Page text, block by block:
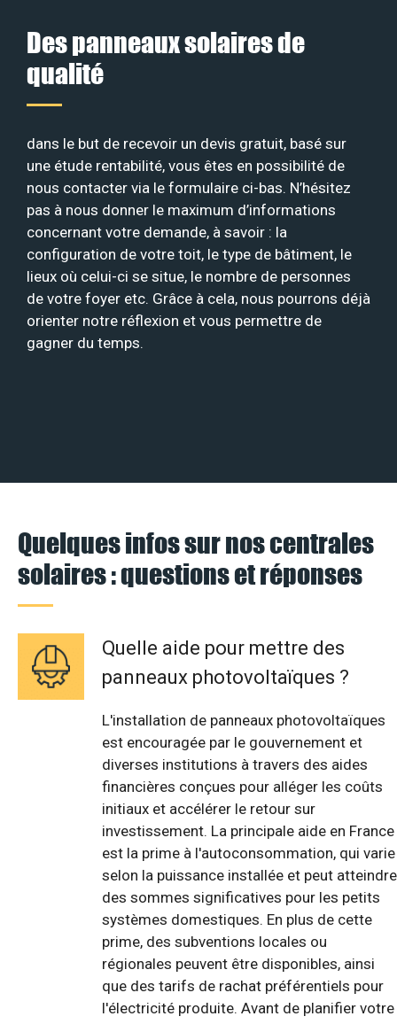
Des panneaux solaires de
qualité
dans le but de recevoir un devis gratuit, basé sur
une étude rentabilité, vous êtes en possibilité de
nous contacter via le formulaire ci-bas. N’hésitez
pas à nous donner le maximum d’informations
concernant votre demande, à savoir : la
configuration de votre toit, le type de bâtiment, le
lieux où celui-ci se situe, le nombre de personnes
de votre foyer etc. Grâce à cela, nous pourrons déjà
orienter notre réflexion et vous permettre de
gagner du temps.
Quelques infos sur nos centrales
solaires : questions et réponses
Quelle aide pour mettre des
panneaux photovoltaïques ?
L'installation de panneaux photovoltaïques
est encouragée par le gouvernement et
diverses institutions à travers des aides
financières conçues pour alléger les coûts
initiaux et accélérer le retour sur
investissement. La principale aide en France
est la prime à l'autoconsommation, qui varie
selon la puissance installée et peut atteindre
des sommes significatives pour les petits
systèmes domestiques. En plus de cette
prime, des subventions locales ou
régionales peuvent être disponibles, ainsi
que des tarifs de rachat préférentiels pour
l'électricité produite. Avant de planifier votre